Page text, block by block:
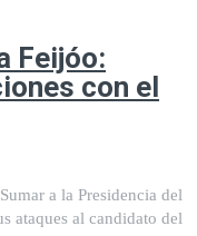
Feijóo:
con el
a la Presidencia del
ataques al candidato del